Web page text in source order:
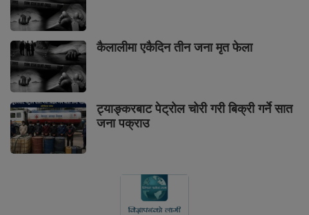
कैलालीमा एकैदिन तीन जना मृत फेला
ट्याङ्करबाट पेट्रोल चोरी गरी बिक्री गर्ने सात
जना पक्राउ